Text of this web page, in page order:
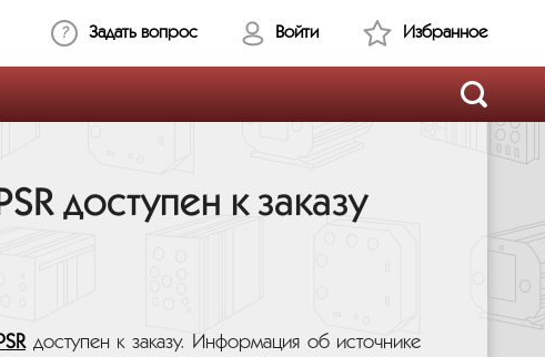
Задать вопрос Войти Избранное
доступен к заказу
доступен к заказу. Информация об источнике